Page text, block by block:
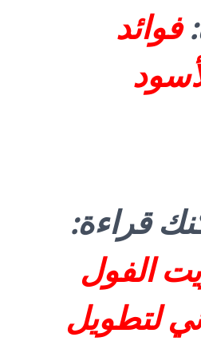
فوائد
قراءة:
الفول
لتطويل